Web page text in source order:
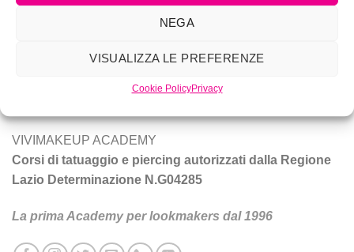
NEGA
VISUALIZZA LE PREFERENZE
Cookie PolicyPrivacy
piercing a Roma.
Tecniche e prodotti per ottenere un trucco da star.
VIVIMAKEUP ACADEMY
Corsi di tatuaggio e piercing autorizzati dalla Regione
Lazio Determinazione N.G04285
La prima Academy per lookmakers dal 1996